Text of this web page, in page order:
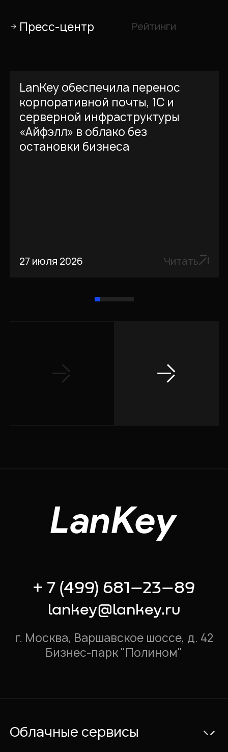
Рейтинги
Пресс-центр
LanKey обеспечила перенос
корпоративной почты, 1С и
серверной инфраструктуры
«Айфэлл» в облако без
остановки бизнеса
27 июля 2026 Читать
г. Москва, Варшавское шоссе, д. 42
Бизнес-парк "Полином"
+ 7 (499) 681–23–89
lankey@lankey.ru
Облачные сервисы